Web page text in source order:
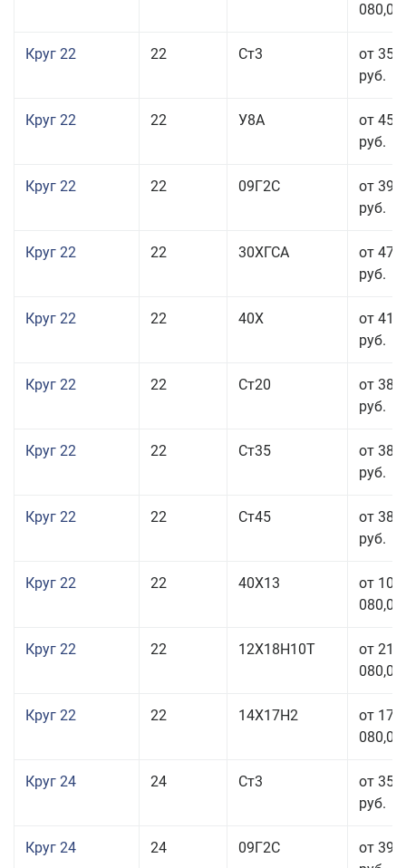
080,00
Круг 22 22 Ст3
от 35
руб.
Круг 22 22 У8А
от 45
руб.
Круг 22 22 09Г2С
от 39
руб.
Круг 22 22 30ХГСА
от 47
руб.
Круг 22 22 40Х
от 41
руб.
Круг 22 22 Ст20
от 38
руб.
Круг 22 22 Ст35
от 38
руб.
Круг 22 22 Ст45
от 38
руб.
Круг 22 22 40Х13
от 103
080,00
Круг 22 22 12Х18Н10Т
от 210
080,00
Круг 22 22 14Х17Н2
от 175
080,00
Круг 24 24 Ст3
от 35
руб.
Круг 24 24 09Г2С
от 39